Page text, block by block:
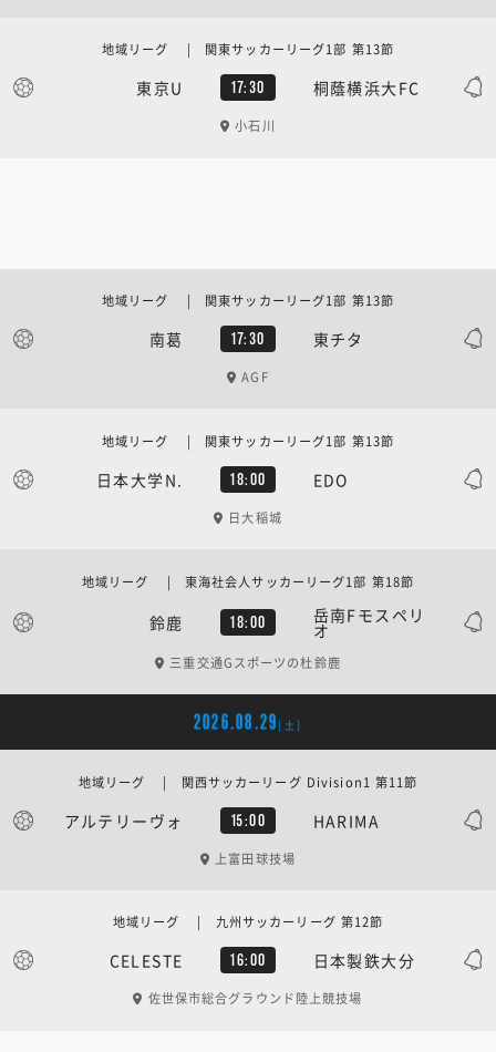
東京U 17:30 桐蔭横浜大FC
地域リーグ | 関東サッカーリーグ1部 第13節
小石川
南葛 17:30 東チタ
地域リーグ | 関東サッカーリーグ1部 第13節
AGF
日本大学N. 18:00 EDO
地域リーグ | 関東サッカーリーグ1部 第13節
日大稲城
鈴鹿 18:00 岳南Fモスペリ
オ
地域リーグ | 東海社会人サッカーリーグ1部 第18節
三重交通Gスポーツの杜鈴鹿
2026.08.29 [土]
アルテリーヴォ 15:00 HARIMA
地域リーグ | 関西サッカーリーグ Division1 第11節
上富田球技場
CELESTE 16:00 日本製鉄大分
地域リーグ | 九州サッカーリーグ 第12節
佐世保市総合グラウンド陸上競技場